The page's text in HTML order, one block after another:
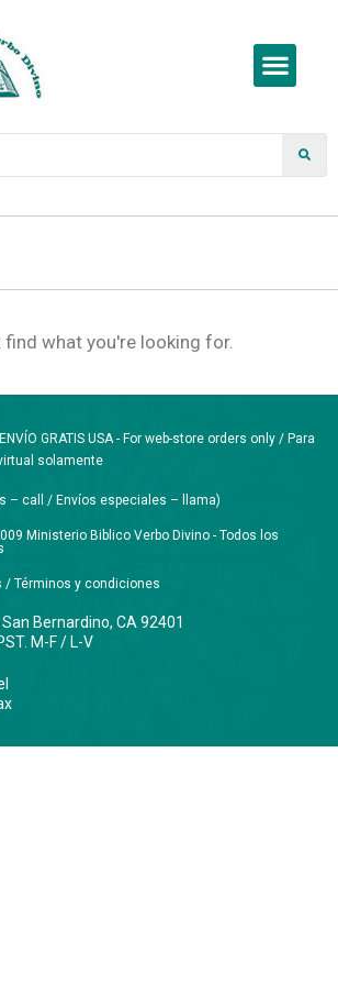
find what you're looking for.
ENVÍO GRATIS USA - For web-store orders only / Para
solamente
– call / Envíos especiales – llama)
Ministerio Biblico Verbo Divino - Todos los
/ Términos y condiciones
Bernardino, CA 92401
M-F / L-V